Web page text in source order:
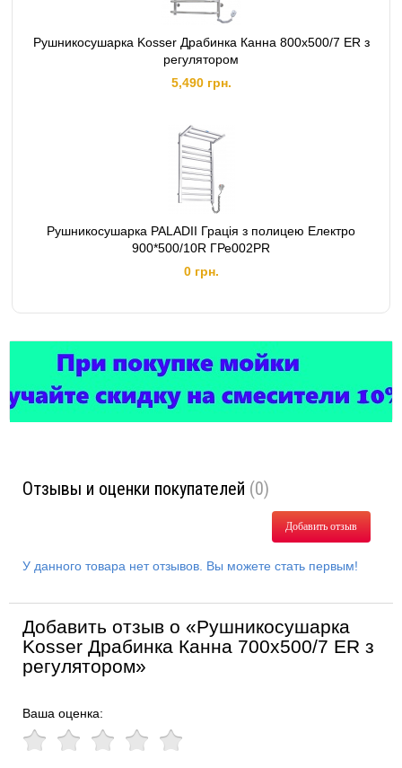
Рушникосушарка Kosser Драбинка Канна 800х500/7 ER з
регулятором
5,490 грн.
Рушникосушарка PALADII Грація з полицею Електро
900*500/10R ГРе002PR
0 грн.
Отзывы и оценки покупателей (0)
Добавить отзыв
У данного товара нет отзывов. Вы можете стать первым!
Добавить отзыв о «Рушникосушарка
Kosser Драбинка Канна 700х500/7 ER з
регулятором»
Ваша оценка: